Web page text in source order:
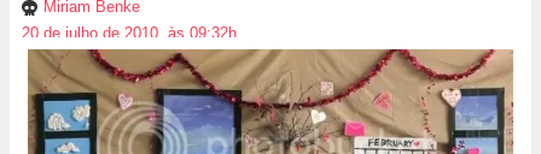
Miriam Benke
20 de julho de 2010, às 09:32h